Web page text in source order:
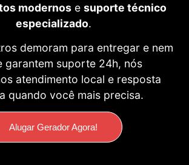
modernos e suporte técnico
especializado.
demoram para entregar e nem
garantem suporte 24h, nós
atendimento local e resposta
quando você mais precisa.
Alugar Gerador Agora!